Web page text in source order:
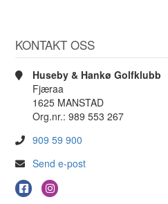
KONTAKT OSS
Huseby & Hankø Golfklubb
Fjæraa
1625 MANSTAD
Org.nr.: 989 553 267
909 59 900
Send e-post